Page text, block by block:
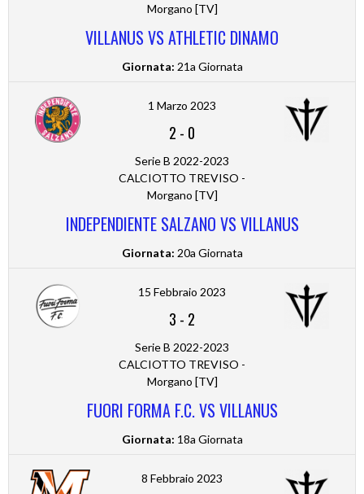
Morgano [TV]
VILLANUS VS ATHLETIC DINAMO
Giornata: 21a Giornata
1 Marzo 2023
2 - 0
Serie B 2022-2023
CALCIOTTO TREVISO -
Morgano [TV]
INDEPENDIENTE SALZANO VS VILLANUS
Giornata: 20a Giornata
15 Febbraio 2023
3 - 2
Serie B 2022-2023
CALCIOTTO TREVISO -
Morgano [TV]
FUORI FORMA F.C. VS VILLANUS
Giornata: 18a Giornata
8 Febbraio 2023